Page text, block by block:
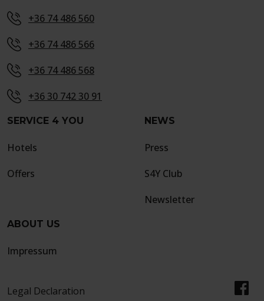
+36 74 486 560
+36 74 486 566
+36 74 486 568
+36 30 742 30 91
SERVICE 4 YOU
Hotels
Offers
NEWS
Press
S4Y Club
Newsletter
ABOUT US
Impressum
Legal Declaration